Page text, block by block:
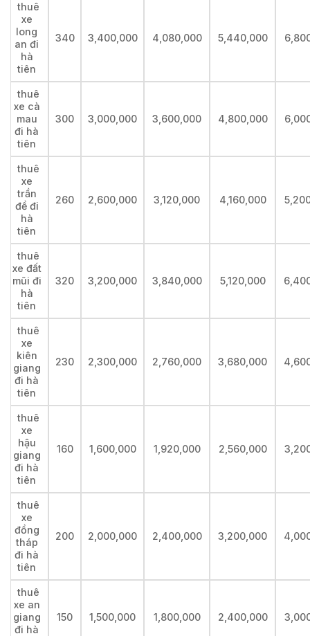
thuê
xe
long
an đi
hà
tiên
340 3,400,000 4,080,000 5,440,000
thuê
xe cà
mau
đi hà
tiên
300 3,000,000 3,600,000 4,800,000
thuê
xe
trần
đề đi
hà
tiên
260 2,600,000 3,120,000 4,160,000
thuê
xe đất
mũi đi
hà
tiên
320 3,200,000 3,840,000 5,120,000
thuê
xe
kiên
giang
đi hà
tiên
230 2,300,000 2,760,000 3,680,000
thuê
xe
hậu
giang
đi hà
tiên
160 1,600,000 1,920,000 2,560,000
thuê
xe
đồng
tháp
đi hà
tiên
200 2,000,000 2,400,000 3,200,000
thuê
xe an
giang
đi hà
150 1,500,000 1,800,000 2,400,000